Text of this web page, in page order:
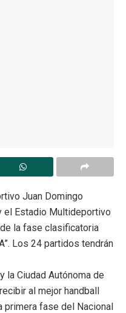
Juan Domingo
el Estadio Multideportivo
la fase clasificatoria
Los 24 partidos tendrán
la Ciudad Autónoma de
al mejor handball
primera fase del Nacional